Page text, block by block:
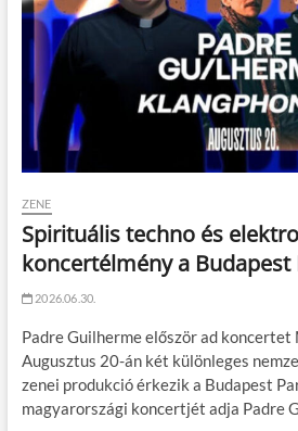
ZENE
Spirituális techno és
koncertélmény a Budapest
2026.06.30.
Padre Guilherme először ad
Augusztus 20-án két különleges
zenei produkció érkezik a Budapest
magyarországi koncertjét adja Padre